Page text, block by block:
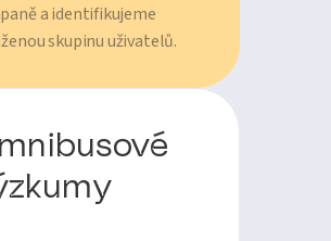
a identifikujeme
skupinu uživatelů.